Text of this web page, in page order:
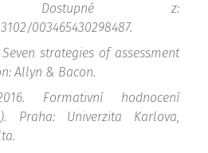
Dostupné z:
003465430298487.
Seven strategies of assessment
Allyn & Bacon.
Formativní hodnocení
Praha: Univerzita Karlova,